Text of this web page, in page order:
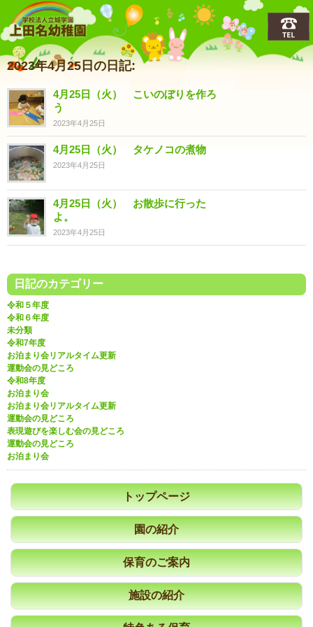
上田名(うえだな)幼稚園
2023年4月25日の日記:
4月25日（火） こいのぼりを作ろ
う
2023年4月25日
4月25日（火） タケノコの煮物
2023年4月25日
4月25日（火） お散歩に行った
よ。
2023年4月25日
日記のカテゴリー
令和５年度
令和６年度
未分類
令和7年度
お泊まり会リアルタイム更新
運動会の見どころ
令和8年度
お泊まり会
お泊まり会リアルタイム更新
運動会の見どころ
表現遊びを楽しむ会の見どころ
運動会の見どころ
お泊まり会
トップページ
園の紹介
保育のご案内
施設の紹介